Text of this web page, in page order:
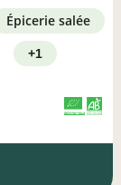
épicerie salée
+1